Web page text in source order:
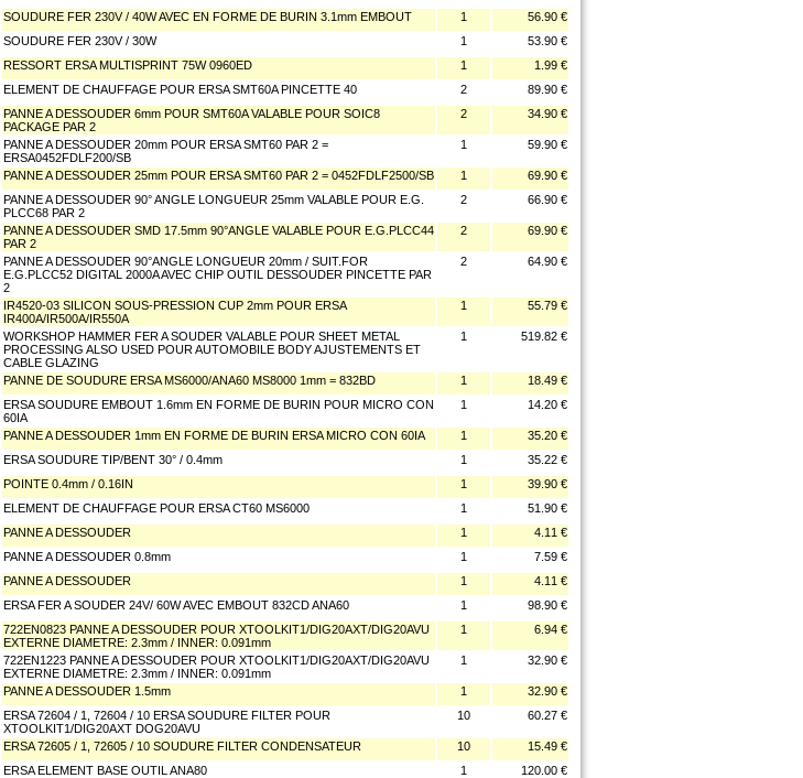
SOUDURE FER 230V / 40W AVEC EN FORME DE BURIN 3.1mm EMBOUT 1
56.90 €
SOUDURE FER 230V / 30W 1
53.90 €
RESSORT ERSA MULTISPRINT 75W 0960ED 1
1.99 €
ELEMENT DE CHAUFFAGE POUR ERSA SMT60A PINCETTE 40 2
89.90 €
PANNE A DESSOUDER 6mm POUR SMT60A VALABLE POUR SOIC8
PACKAGE PAR 2
2 34.90 €
PANNE A DESSOUDER 20mm POUR ERSA SMT60 PAR 2 =
ERSA0452FDLF200/SB
1 59.90 €
PANNE A DESSOUDER 25mm POUR ERSA SMT60 PAR 2 = 0452FDLF2500/SB 1
69.90 €
PANNE A DESSOUDER 90° ANGLE LONGUEUR 25mm VALABLE POUR E.G.
PLCC68 PAR 2
2 66.90 €
PANNE A DESSOUDER SMD 17.5mm 90°ANGLE VALABLE POUR E.G.PLCC44
PAR 2
2 69.90 €
PANNE A DESSOUDER 90°ANGLE LONGUEUR 20mm / SUIT.FOR
E.G.PLCC52 DIGITAL 2000A AVEC CHIP OUTIL DESSOUDER PINCETTE PAR
2
2 64.90 €
IR4520-03 SILICON SOUS-PRESSION CUP 2mm POUR ERSA
IR400A/IR500A/IR550A
1 55.79 €
WORKSHOP HAMMER FER A SOUDER VALABLE POUR SHEET METAL
PROCESSING ALSO USED POUR AUTOMOBILE BODY AJUSTEMENTS ET
CABLE GLAZING
1 519.82 €
PANNE DE SOUDURE ERSA MS6000/ANA60 MS8000 1mm = 832BD 1
18.49 €
ERSA SOUDURE EMBOUT 1.6mm EN FORME DE BURIN POUR MICRO CON
60IA
1 14.20 €
PANNE A DESSOUDER 1mm EN FORME DE BURIN ERSA MICRO CON 60IA 1
35.20 €
ERSA SOUDURE TIP/BENT 30° / 0.4mm 1
35.22 €
POINTE 0.4mm / 0.16IN 1
39.90 €
ELEMENT DE CHAUFFAGE POUR ERSA CT60 MS6000 1
51.90 €
PANNE A DESSOUDER 1
4.11 €
PANNE A DESSOUDER 0.8mm 1
7.59 €
PANNE A DESSOUDER 1
4.11 €
ERSA FER A SOUDER 24V/ 60W AVEC EMBOUT 832CD ANA60 1
98.90 €
722EN0823 PANNE A DESSOUDER POUR XTOOLKIT1/DIG20AXT/DIG20AVU
EXTERNE DIAMETRE: 2.3mm / INNER: 0.091mm
1 6.94 €
722EN1223 PANNE A DESSOUDER POUR XTOOLKIT1/DIG20AXT/DIG20AVU
EXTERNE DIAMETRE: 2.3mm / INNER: 0.091mm
1 32.90 €
PANNE A DESSOUDER 1.5mm 1
32.90 €
ERSA 72604 / 1, 72604 / 10 ERSA SOUDURE FILTER POUR
XTOOLKIT1/DIG20AXT DOG20AVU
10 60.27 €
ERSA 72605 / 1, 72605 / 10 SOUDURE FILTER CONDENSATEUR 10
15.49 €
ERSA ELEMENT BASE OUTIL ANA80 1
120.00 €